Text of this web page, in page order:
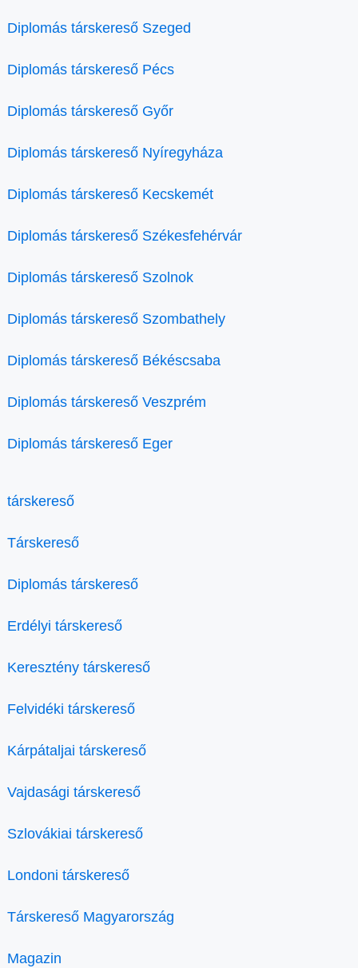
Diplomás társkereső Szeged
Diplomás társkereső Pécs
Diplomás társkereső Győr
Diplomás társkereső Nyíregyháza
Diplomás társkereső Kecskemét
Diplomás társkereső Székesfehérvár
Diplomás társkereső Szolnok
Diplomás társkereső Szombathely
Diplomás társkereső Békéscsaba
Diplomás társkereső Veszprém
Diplomás társkereső Eger
társkereső
Társkereső
Diplomás társkereső
Erdélyi társkereső
Keresztény társkereső
Felvidéki társkereső
Kárpátaljai társkereső
Vajdasági társkereső
Szlovákiai társkereső
Londoni társkereső
Társkereső Magyarország
Magazin